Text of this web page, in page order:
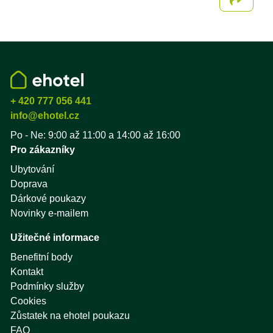
+ 420 777 056 441
info@ehotel.cz
Po - Ne: 9:00 až 11:00 a 14:00 až 16:00
Pro zákazníky
Ubytování
Doprava
Dárkové poukazy
Novinky e-mailem
Užitečné informace
Benefitní body
Kontakt
Podmínky služby
Cookies
Zůstatek na ehotel poukazu
FAQ